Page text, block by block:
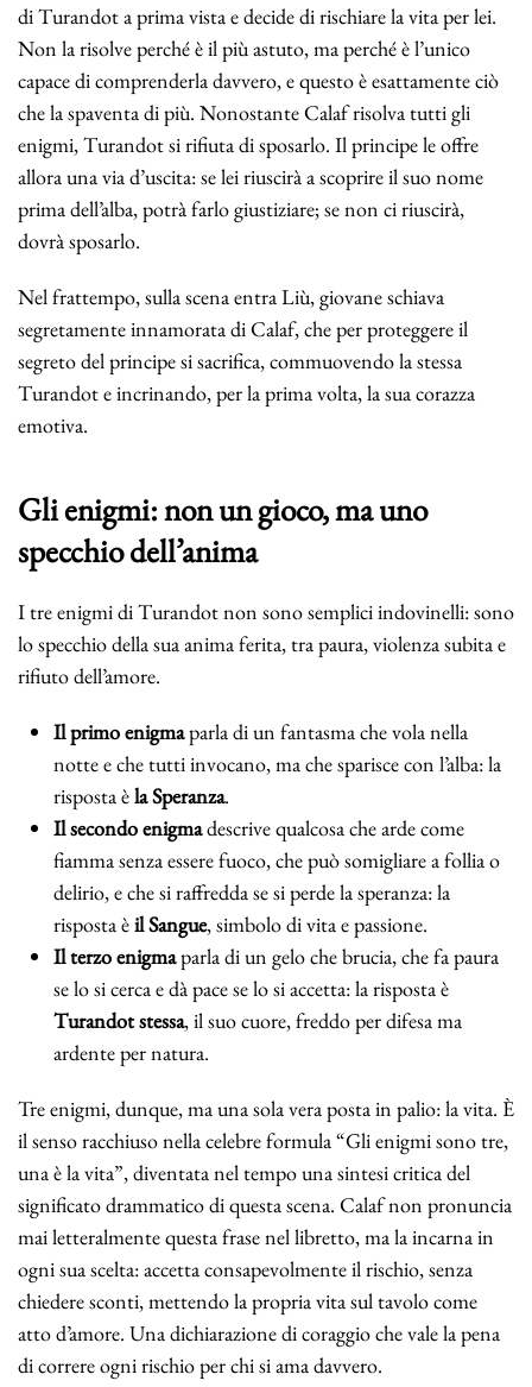
di Turandot a prima vista e decide di rischiare la vita per lei.
Non la risolve perché è il più astuto, ma perché è l’unico
capace di comprenderla davvero, e questo è esattamente ciò
che la spaventa di più. Nonostante Calaf risolva tutti gli
enigmi, Turandot si rifiuta di sposarlo. Il principe le offre
allora una via d’uscita: se lei riuscirà a scoprire il suo nome
prima dell’alba, potrà farlo giustiziare; se non ci riuscirà,
dovrà sposarlo.
Nel frattempo, sulla scena entra Liù, giovane schiava
segretamente innamorata di Calaf, che per proteggere il
segreto del principe si sacrifica, commuovendo la stessa
Turandot e incrinando, per la prima volta, la sua corazza
emotiva.
Gli enigmi: non un gioco, ma uno
specchio dell’anima
I tre enigmi di Turandot non sono semplici indovinelli: sono
lo specchio della sua anima ferita, tra paura, violenza subita e
rifiuto dell’amore.
Il primo enigmaparla di un fantasma che vola nella
notte e che tutti invocano, ma che sparisce con l’alba: la
risposta èla Speranza.
Il secondo enigmadescrive qualcosa che arde come
fiamma senza essere fuoco, che può somigliare a follia o
delirio, e che si raffredda se si perde la speranza: la
risposta èil Sangue, simbolo di vita e passione.
Il terzo enigmaparla di un gelo che brucia, che fa paura
se lo si cerca e dà pace se lo si accetta: la risposta è
Turandot stessa, il suo cuore, freddo per difesa ma
ardente per natura.
Tre enigmi, dunque, ma una sola vera posta in palio: la vita. È
il senso racchiuso nella celebre formula “Gli enigmi sono tre,
una è la vita”, diventata nel tempo una sintesi critica del
significato drammatico di questa scena. Calaf non pronuncia
mai letteralmente questa frase nel libretto, ma la incarna in
ogni sua scelta: accetta consapevolmente il rischio, senza
chiedere sconti, mettendo la propria vita sul tavolo come
atto d’amore. Una dichiarazione di coraggio che vale la pena
di correre ogni rischio per chi si ama davvero.